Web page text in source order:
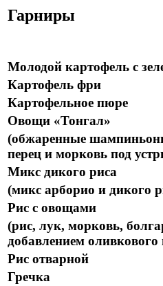
Гарниры
Молодой картофель с
Картофель фри
Картофельное пюре
Овощи «Тонгал»
(обжаренные
перец и морковь под
Микс дикого риса
(микс арборио и дикого
Рис с овощами
(рис, лук, морковь,
добавлением оливкового
Рис отварной
Гречка